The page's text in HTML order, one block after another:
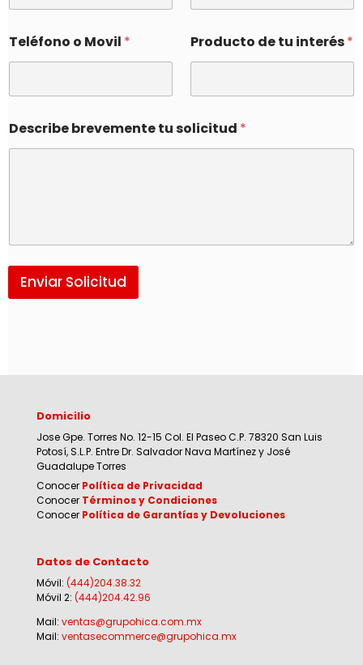
Teléfono o Movil * Producto de tu interés*
Describe brevemente tu solicitud *
Enviar Solicitud
Domicilio
Jose Gpe. Torres No. 12-15 Col. El Paseo C.P. 78320 San Luis
Potosí, S.L.P. Entre Dr. Salvador Nava Martínez y José
Guadalupe Torres
Conocer Política de Privacidad
Conocer Términos y Condiciones
Conocer Política de Garantías y Devoluciones
Datos de Contacto
Móvil: (444)204.38.32
Móvil 2: (444)204.42.96
Mail: ventas@grupohica.com.mx
Mail: ventasecommerce@grupohica.mx